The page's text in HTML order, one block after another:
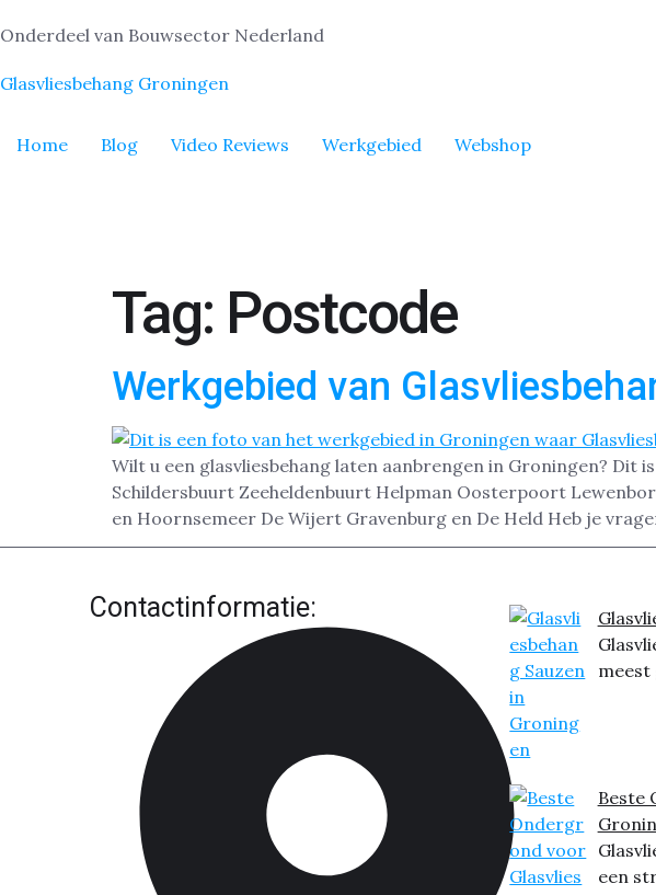
Onderdeel van Bouwsector Nederland
Glasvliesbehang Groningen
Home Blog Video Reviews Werkgebied Webshop
Tag: Postcode
Werkgebied van
Wilt u een glasvliesbehang laten aanbrengen in Groningen?
Schildersbuurt Zeeheldenbuurt Helpman Oosterpoort
en Hoornsemeer De Wijert Gravenburg en De Held Heb je
Contactinformatie:
meest
Beste
een